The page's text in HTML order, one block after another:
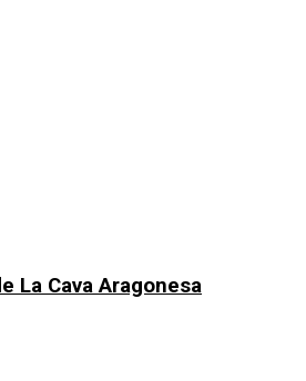
La Cava Aragonesa